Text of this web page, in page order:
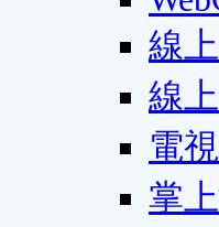
線
線
電
掌